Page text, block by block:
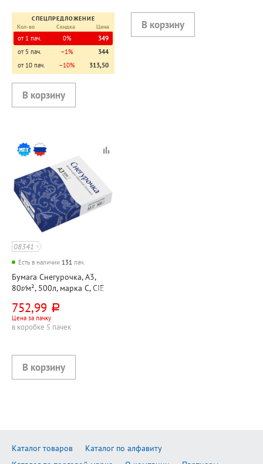
СПЕЦПРЕДЛОЖЕНИЕ
Кол-во
Скидка Цена
от 1 пач. 0%
349
от 5 пач.
−1%
344
от 10 пач.
−10% 313,50
08341
Есть в наличии 131 пач.
Бумага Снегурочка, А3,
80г⁄м², 500л, марка C, CIE
752,99 руб.
Цена за пачку
в коробке 5 пачек
Каталог товаров
Каталог по алфавиту